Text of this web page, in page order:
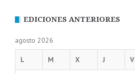
EDICIONES ANTERIORES
agosto 2026
L M X J V